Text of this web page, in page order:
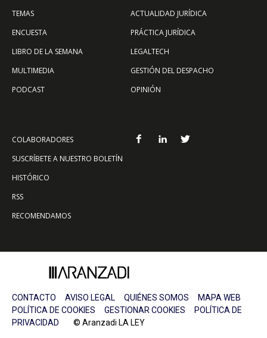
TEMAS
ENCUESTA
LIBRO DE LA SEMANA
MULTIMEDIA
PODCAST
ACTUALIDAD JURÍDICA
PRÁCTICA JURÍDICA
LEGALTECH
GESTIÓN DEL DESPACHO
OPINIÓN
COLABORADORES
SUSCRÍBETE A NUESTRO BOLETÍN
HISTÓRICO
RSS
RECOMENDAMOS
CONTACTO AVISO LEGAL QUIÉNES SOMOS
MAPA WEB
POLÍTICA DE COOKIES
GESTIONAR COOKIES
POLÍTICA DE
PRIVACIDAD © Aranzadi LA LEY